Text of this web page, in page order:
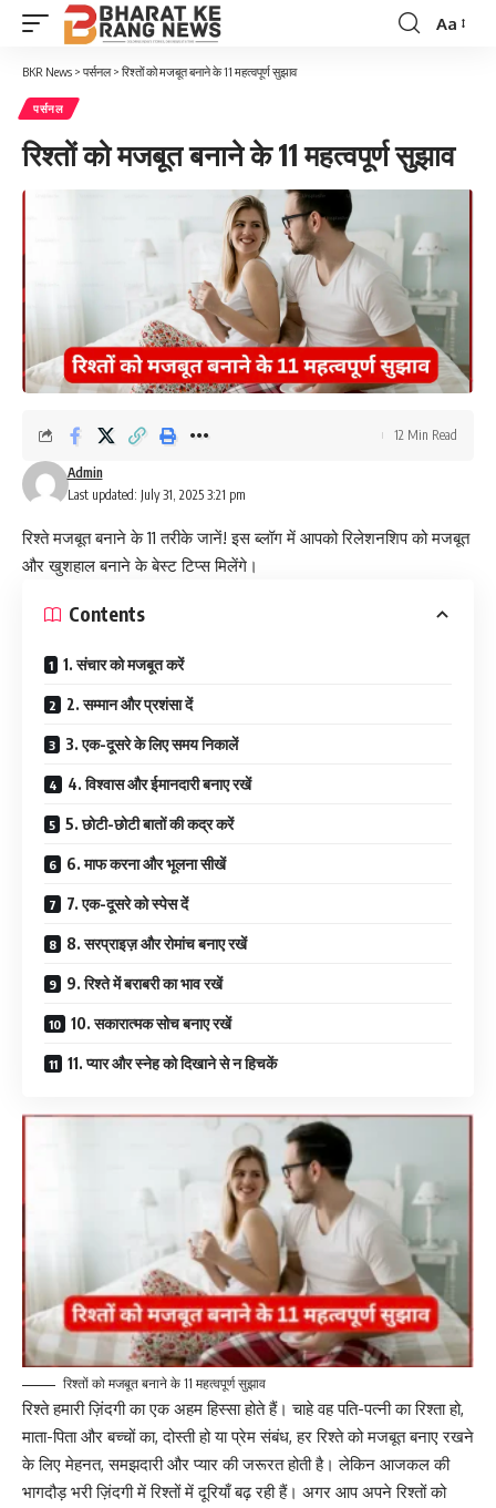
Font
Aa
BKR News > पर्सनल> रिश्तों को मजबूत बनाने के 11 महत्वपूर्ण सुझाव
पर्सनल
रिश्तों को मजबूत बनाने के 11 महत्वपूर्ण सुझाव
Last updated: July 31, 2025 3:21 pm
Admin
12 Min Read
रिश्ते मजबूत बनाने के 11 तरीके जानें! इस ब्लॉग में आपको रिलेशनशिप को मजबूत
और खुशहाल बनाने के बेस्ट टिप्स मिलेंगे।
Contents
1. संचार को मजबूत करें
2. सम्मान और प्रशंसा दें
3. एक-दूसरे के लिए समय निकालें
4. विश्वास और ईमानदारी बनाए रखें
5. छोटी-छोटी बातों की कद्र करें
6. माफ करना और भूलना सीखें
7. एक-दूसरे को स्पेस दें
8. सरप्राइज़ और रोमांच बनाए रखें
9. रिश्ते में बराबरी का भाव रखें
10. सकारात्मक सोच बनाए रखें
11. प्यार और स्नेह को दिखाने से न हिचकें
रिश्तों को मजबूत बनाने के 11 महत्वपूर्ण सुझाव
रिश्ते हमारी ज़िंदगी का एक अहम हिस्सा होते हैं। चाहे वह पति-पत्नी का रिश्ता हो,
माता-पिता और बच्चों का, दोस्ती हो या प्रेम संबंध, हर रिश्ते को मजबूत बनाए रखने
के लिए मेहनत, समझदारी और प्यार की जरूरत होती है। लेकिन आजकल की
भागदौड़ भरी ज़िंदगी में रिश्तों में दूरियाँ बढ़ रही हैं। अगर आप अपने रिश्तों को